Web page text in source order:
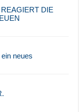
DIE
neues